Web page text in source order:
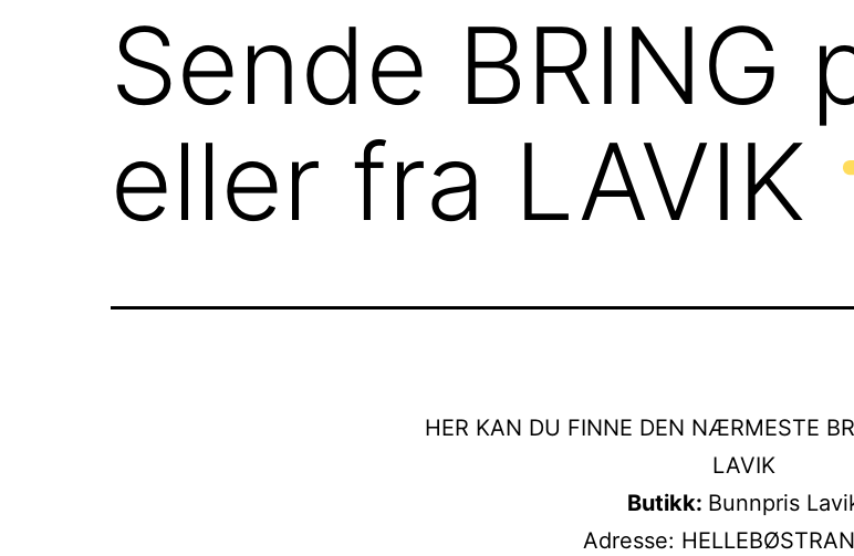
Sende BRING
eller fra LAVIK
HER KAN DU FINNE DEN NÆRMESTE
LAVIK
Butikk: Bunnpris
Adresse: